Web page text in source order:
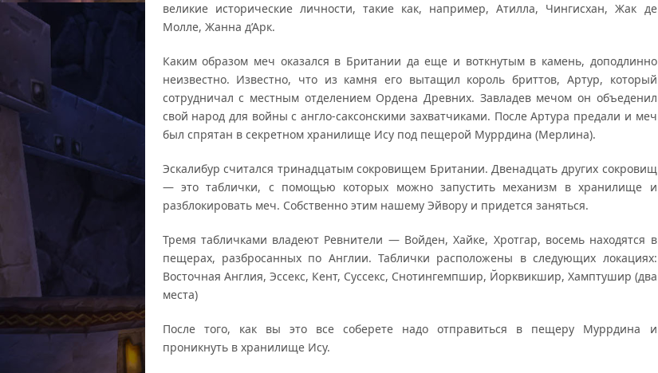
великие исторические личности, такие как, например, Атилла, Чингисхан, Жак де
Молле, Жанна д’Арк.
Каким образом меч оказался в Британии да еще и воткнутым в камень, доподлинно
неизвестно. Известно, что из камня его вытащил король бриттов, Артур, который
сотрудничал с местным отделением Ордена Древних. Завладев мечом он объеденил
свой народ для войны с англо-саксонскими захватчиками. После Артура предали и меч
был спрятан в секретном хранилище Ису под пещерой Муррдина (Мерлина).
Эскалибур считался тринадцатым сокровищем Британии. Двенадцать других сокровищ
— это таблички, с помощью которых можно запустить механизм в хранилище и
разблокировать меч. Собственно этим нашему Эйвору и придется заняться.
Тремя табличками владеют Ревнители — Войден, Хайке, Хротгар, восемь находятся в
пещерах, разбросанных по Англии. Таблички расположены в следующих локациях:
Восточная Англия, Эссекс, Кент, Суссекс, Снотингемпшир, Йорквикшир, Хамптушир (два
места)
После того, как вы это все соберете надо отправиться в пещеру Муррдина и
проникнуть в хранилище Ису.